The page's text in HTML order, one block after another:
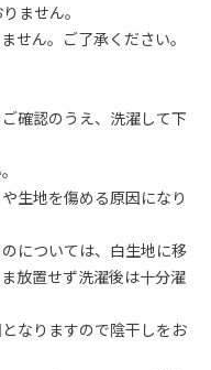
ません。
せん。ご了承ください。
確認のうえ、洗濯して下
生地を傷める原因になり
については、白生地に移
放置せず洗濯後は十分濯
なりますので陰干しをお